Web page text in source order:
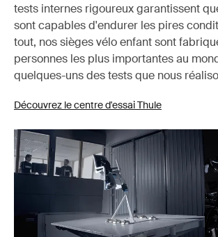
tests internes rigoureux garantissent
sont capables d'endurer les pires
tout, nos sièges vélo enfant sont
personnes les plus importantes au
quelques-uns des tests que nous
Découvrez le centre d'essai Thule